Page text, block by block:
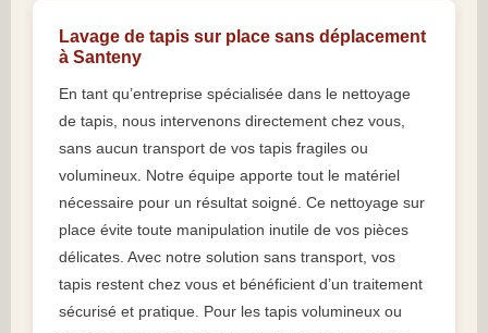
Lavage de tapis sur place sans déplacement
à Santeny
En tant qu’entreprise spécialisée dans le nettoyage
de tapis, nous intervenons directement chez vous,
sans aucun transport de vos tapis fragiles ou
volumineux. Notre équipe apporte tout le matériel
nécessaire pour un résultat soigné. Ce nettoyage sur
place évite toute manipulation inutile de vos pièces
délicates. Avec notre solution sans transport, vos
tapis restent chez vous et bénéficient d’un traitement
sécurisé et pratique. Pour les tapis volumineux ou